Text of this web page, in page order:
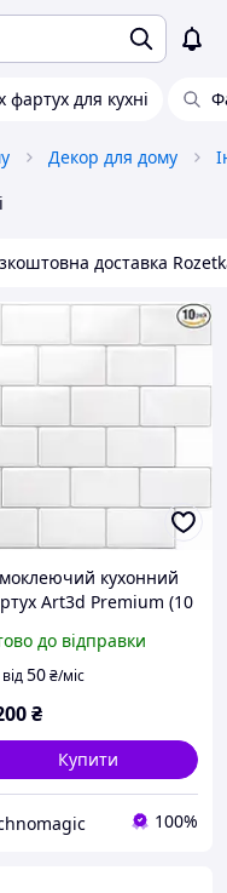
фартух для кухні
Декор для дому
доставка
кухонний
Art3d Premium (10
смдо відправки
від50₴/міс
₴
Купити
100%